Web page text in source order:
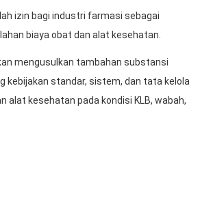
izin bagi industri farmasi sebagai
biaya obat dan alat kesehatan.
mengusulkan tambahan substansi
kebijakan standar, sistem, dan tata kelola
alat kesehatan pada kondisi KLB, wabah,